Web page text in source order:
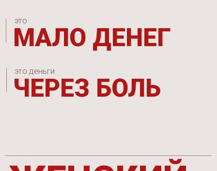
Через кайф, азарт
и вдохновение
Через энергию Величия